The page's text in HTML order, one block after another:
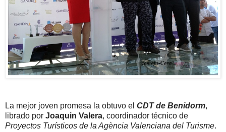
La mejor joven promesa la obtuvo el CDT de Benidorm,
librado por Joaquin Valera, coordinador técnico de
Proyectos Turísticos de la Agència Valenciana del Turisme.